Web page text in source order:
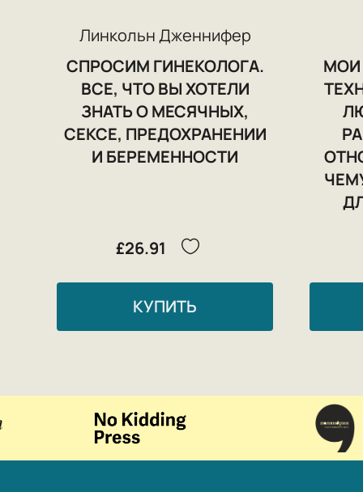
Линкольн Дженнифер
СПРОСИМ ГИНЕКОЛОГА.
ВСЕ, ЧТО ВЫ ХОТЕЛИ
ЗНАТЬ О МЕСЯЧНЫХ,
СЕКСЕ, ПРЕДОХРАНЕНИИ
И БЕРЕМЕННОСТИ
£26.91
КУПИТЬ
МОИ